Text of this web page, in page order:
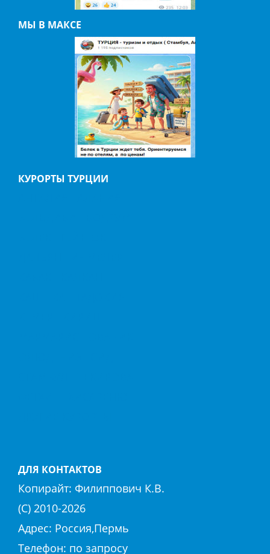
МЫ В МАКСЕ
КУРОРТЫ ТУРЦИИ
ДЛЯ КОНТАКТОВ
Копирайт: Филиппович К.В.
(С) 2010-2026
Адрес: Россия,Пермь
Телефон: по запросу